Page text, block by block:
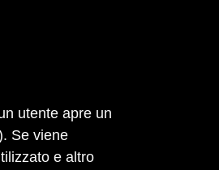
utente apre un
Se viene
e altro